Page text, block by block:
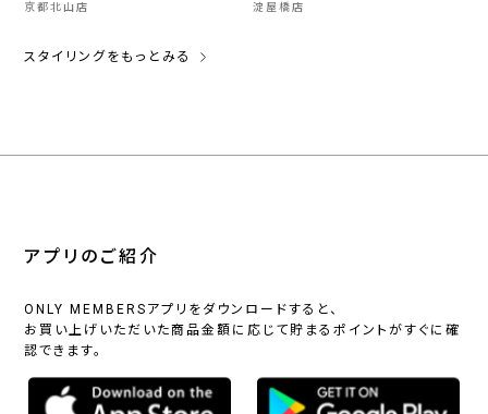
京都北山店 淀屋橋店
スタイリングをもっとみる
アプリのご紹介
ONLY MEMBERSアプリをダウンロードすると、
お買い上げいただいた商品金額に応じて貯まるポイントがすぐに確
認できます。